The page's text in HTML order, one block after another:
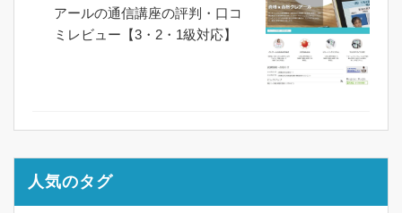
アールの通信講座の評判・口コ
ミレビュー【3・2・1級対応】
人気のタグ